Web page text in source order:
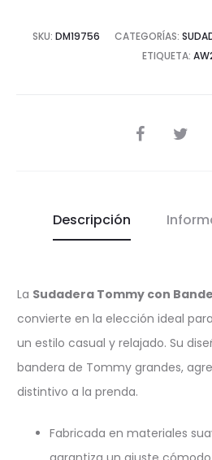
SKU: DM19756 CATEGORÍAS:
ETIQUETA:
COMPARTIR
Descripción
La Sudadera Tommy con
convierte en la elección ideal
un estilo casual y relajado. Su
bandera de Tommy grandes,
distintivo a la prenda.
Fabricada en materiales